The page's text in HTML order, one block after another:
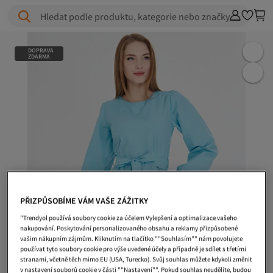
Hledat podle produktu, kategorie nebo značky
DOPRAVA
ZDARMA
PŘIZPŮSOBÍME VÁM VAŠE ZÁŽITKY
"Trendyol používá soubory cookie za účelem Vylepšení a optimalizace vašeho
nakupování. Poskytování personalizovaného obsahu a reklamy přizpůsobené
vašim nákupním zájmům. Kliknutím na tlačítko ""Souhlasím"" nám povolujete
používat tyto soubory cookie pro výše uvedené účely a případně je sdílet s třetími
stranami, včetně těch mimo EU (USA, Turecko). Svůj souhlas můžete kdykoli změnit
v nastavení souborů cookie v části ""Nastavení"". Pokud souhlas neudělíte, budou